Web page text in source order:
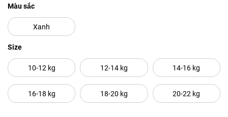
Màu sắc
Xanh
Size
10-12 kg 12-14 kg 14-16 kg
16-18 kg 18-20 kg 20-22 kg